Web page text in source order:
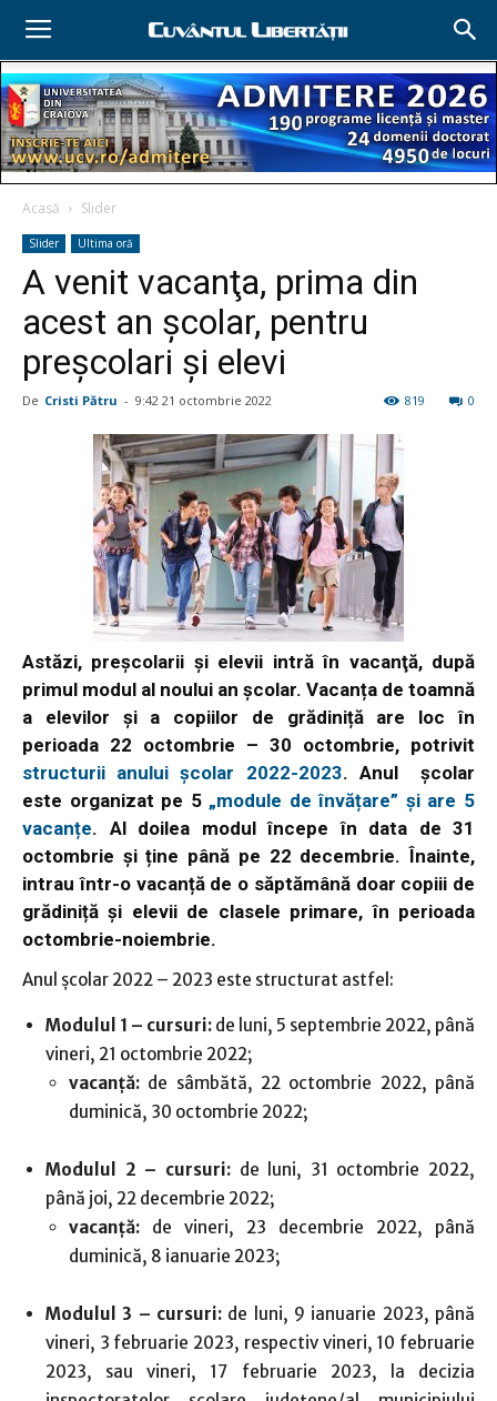
Acasă Slider
Slider Ultima oră
A venit vacanţa, prima din
acest an şcolar, pentru
preşcolari şi elevi
De Cristi Pătru - 9:42 21 octombrie 2022 0
819
Astăzi, preşcolarii şi elevii intră în vacanţă, după
primul modul al noului an şcolar. Vacanța de toamnă
a elevilor și a copiilor de grădiniță are loc în
perioada 22 octombrie – 30 octombrie, potrivit
structurii anului școlar 2022-2023. Anul școlar
este organizat pe 5 „module de învățare” și are 5
vacanțe. Al doilea modul începe în data de 31
octombrie și ține până pe 22 decembrie. Înainte,
intrau într-o vacanță de o săptămână doar copiii de
grădiniță și elevii de clasele primare, în perioada
octombrie-noiembrie.
Anul școlar 2022 – 2023 este structurat astfel:
Modulul 1 – cursuri: de luni, 5 septembrie 2022, până
vineri, 21 octombrie 2022;
vacanță: de sâmbătă, 22 octombrie 2022, până
duminică, 30 octombrie 2022;
Modulul 2 – cursuri:de luni, 31 octombrie 2022,
până joi, 22 decembrie 2022;
vacanță: de vineri, 23 decembrie 2022, până
duminică, 8 ianuarie 2023;
Modulul 3 – cursuri: de luni, 9 ianuarie 2023, până
vineri, 3 februarie 2023, respectiv vineri, 10 februarie
2023, sau vineri, 17 februarie 2023, la decizia